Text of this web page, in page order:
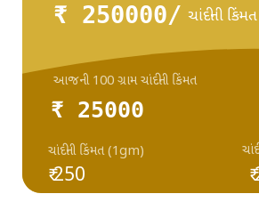
₹ 250000/ ચાંદીની
₹ 25000
₹ 250
ચાંદીની કિંમત (1gm)
આજની 100 ગ્રામ ચાંદીની કિંમત